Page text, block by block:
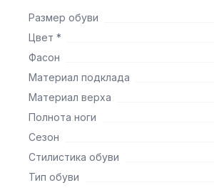
Размер обуви
Цвет *
Фасон
Материал подклада
Материал верха
Полнота ноги
Сезон
Стилистика обуви
Тип обуви